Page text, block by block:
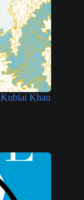
Kublai Khan